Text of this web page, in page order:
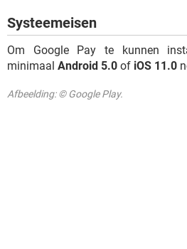
Systeemeisen
Om Google Pay te kunnen
minimaal Android 5.0 of iOS 11.0
Afbeelding: © Google Play.